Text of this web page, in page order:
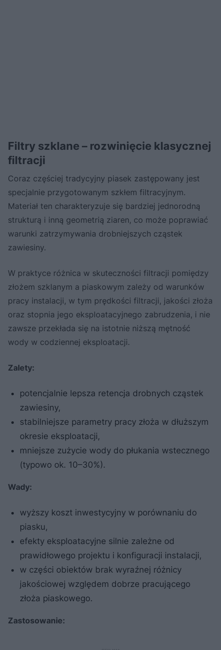
Filtry szklane – rozwinięcie klasycznej
filtracji
Coraz częściej tradycyjny piasek zastępowany jest
specjalnie przygotowanym szkłem filtracyjnym.
Materiał ten charakteryzuje się bardziej jednorodną
strukturą i inną geometrią ziaren, co może poprawiać
warunki zatrzymywania drobniejszych cząstek
zawiesiny.
W praktyce różnica w skuteczności filtracji pomiędzy
złożem szklanym a piaskowym zależy od warunków
pracy instalacji, w tym prędkości filtracji, jakości złoża
oraz stopnia jego eksploatacyjnego zabrudzenia, i nie
zawsze przekłada się na istotnie niższą mętność
wody w codziennej eksploatacji.
Zalety:
potencjalnie lepsza retencja drobnych cząstek
zawiesiny,
stabilniejsze parametry pracy złoża w dłuższym
okresie eksploatacji,
mniejsze zużycie wody do płukania wstecznego
(typowo ok. 10–30%).
Wady:
wyższy koszt inwestycyjny w porównaniu do
piasku,
efekty eksploatacyjne silnie zależne od
prawidłowego projektu i konfiguracji instalacji,
w części obiektów brak wyraźnej różnicy
jakościowej względem dobrze pracującego
złoża piaskowego.
Zastosowanie: